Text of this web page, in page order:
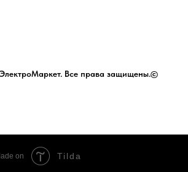
Все права защищены.©
on Tilda